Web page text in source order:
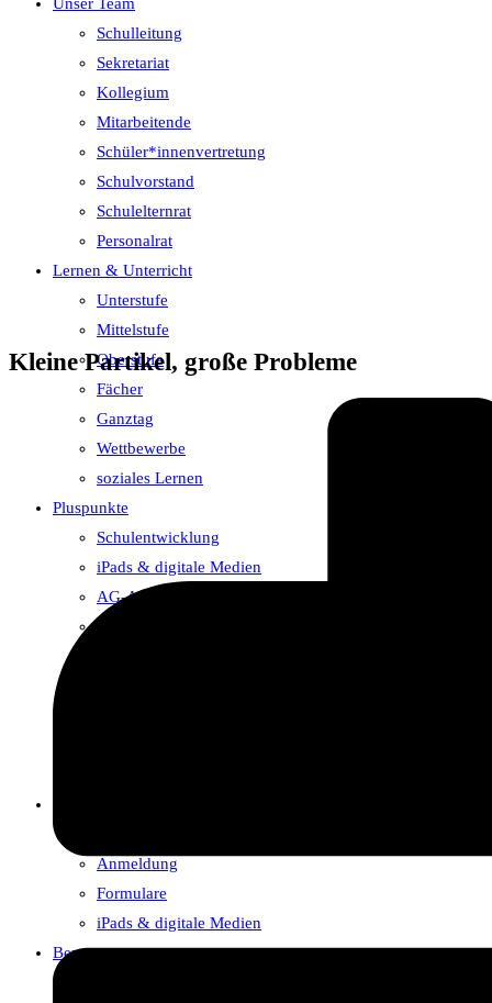
Schulleitung
Sekretariat
Kollegium
Mitarbeitende
Schüler*innenvertretung
Schulvorstand
Schulelternrat
Personalrat
Lernen & Unterricht
Unterstufe
Mittelstufe
Oberstufe
Fächer
Ganztag
Wettbewerbe
soziales Lernen
Pluspunkte
Schulentwicklung
iPads & digitale Medien
AG-Angebot/Ganztag
Anmeldung
Formulare
iPads & digitale Medien
Beratung
Kleine Partikel, große Probleme